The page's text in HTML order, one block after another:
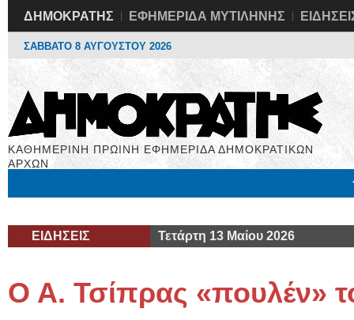
ΔΗΜΟΚΡΑΤΗΣ ΕΦΗΜΕΡΙΔΑ ΜΥΤΙΛΗΝΗΣ
ΣΑΒΒΑΤΟ 8 ΑΥΓΟΥΣΤΟΥ 2026
ΚΑΘΗΜΕΡΙΝΗ ΠΡΩΙΝΗ ΕΦΗΜΕΡΙΔΑ ΔΗΜΟΚΡΑΤΙΚΩΝ
ΑΡΧΩΝ
ΕΙΔΗΣΕΙΣ Τετάρτη 13 Μαίου 2026
Ο Α. Τσίπρας «πουλέν»